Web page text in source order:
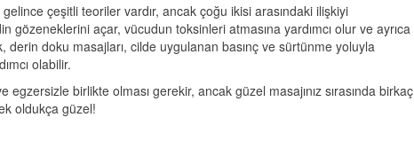
çeşitli teoriler vardır, ancak çoğu ikisi arasındaki ilişkiyi
gözeneklerini açar, vücudun toksinleri atmasına yardımcı olur ve ayrıca
doku masajları, cilde uygulanan basınç ve sürtünme yoluyla
olabilir.
birlikte olması gerekir, ancak güzel masajınız sırasında birkaç
oldukça güzel!